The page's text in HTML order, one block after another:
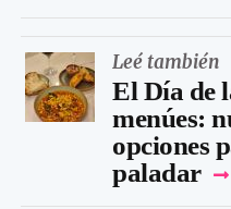
Leé también
El Día de
menúes:
opciones
paladar